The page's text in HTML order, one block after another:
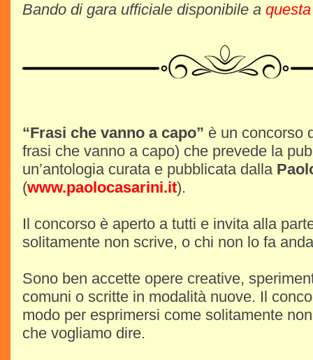
Bando di gara ufficiale disponibile a
“Frasi che vanno a capo” è un concorso
frasi che vanno a capo) che prevede la
un’antologia curata e pubblicata dalla
(www.paolocasarini.it).
Il concorso è aperto a tutti e invita alla
solitamente non scrive, o chi non lo fa
Sono ben accette opere creative,
comuni o scritte in modalità nuove. Il
modo per esprimersi come solitamente
che vogliamo dire.